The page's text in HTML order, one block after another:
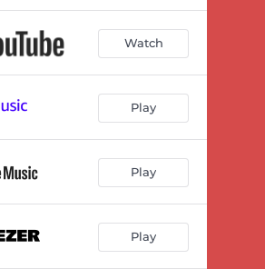
Watch
Play
Play
Play